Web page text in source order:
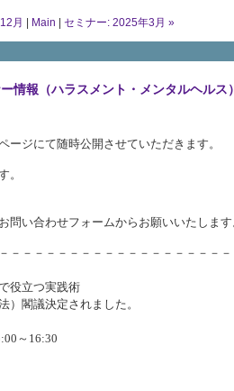
月 Main セミナー: 2025年3月 »
情報（ハラスメント・メンタルヘルス）
ジにて随時公開させていただきます。
直接お願いいたし
い合わせフォームからお願いいたします
－－－－－－－－－－－－－－－－－－－
役立つ実践術
閣議決定されました。
～16:30